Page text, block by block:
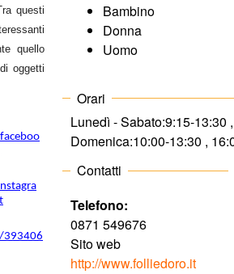
questi
quello
oggetti
Bambino
Donna
Uomo
Orari
Lunedì - Sabato:9:15-13:30
Domenica:10:00-13:30 ,
Contatti
Telefono:
0871 549676
Sito web
http://www.folliedoro.it